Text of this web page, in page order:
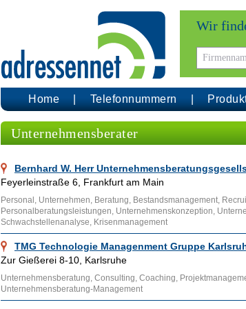
Wir
Home Telefonnummern
Unternehmensberater
Bernhard W. Herr
Feyerleinstraße 6, Frankfurt am Main
Personal, Unternehmen, Beratung, Bestandsmanagement,
Personalberatungsleistungen, Unternehmenskonzeption,
Schwachstellenanalyse, Krisenmanagement
TMG Technologie Managenment Gruppe
Zur Gießerei 8-10, Karlsruhe
Unternehmensberatung, Consulting, Coaching,
Unternehmensberatung-Management